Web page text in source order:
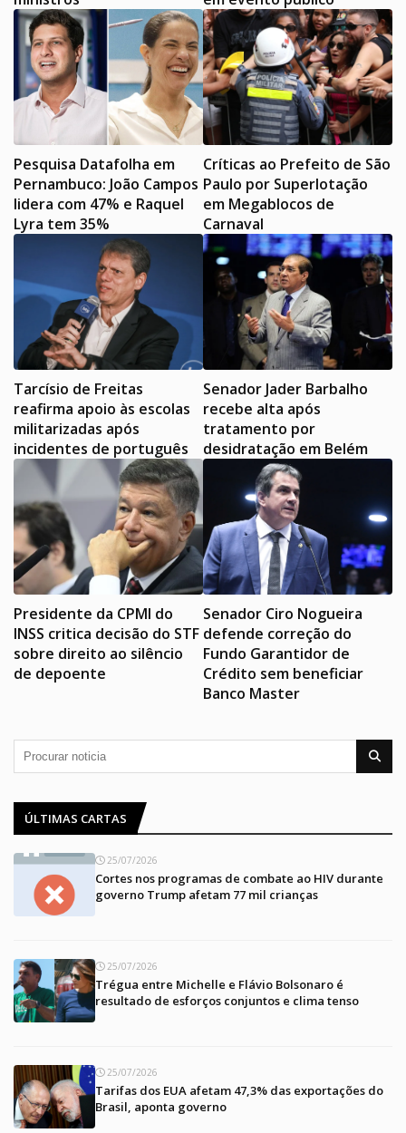
Pesquisa Datafolha em
Pernambuco: João Campos
lidera com 47% e Raquel
Lyra tem 35%
Críticas ao Prefeito de São
Paulo por Superlotação
em Megablocos de
Carnaval
Tarcísio de Freitas
reafirma apoio às escolas
militarizadas após
incidentes de português
Senador Jader Barbalho
recebe alta após
tratamento por
desidratação em Belém
Presidente da CPMI do
INSS critica decisão do STF
sobre direito ao silêncio
de depoente
Senador Ciro Nogueira
defende correção do
Fundo Garantidor de
Crédito sem beneficiar
Banco Master
ÚLTIMAS CARTAS
25/07/2026
Cortes nos programas de combate ao HIV durante
governo Trump afetam 77 mil crianças
25/07/2026
Trégua entre Michelle e Flávio Bolsonaro é
resultado de esforços conjuntos e clima tenso
25/07/2026
Tarifas dos EUA afetam 47,3% das exportações do
Brasil, aponta governo